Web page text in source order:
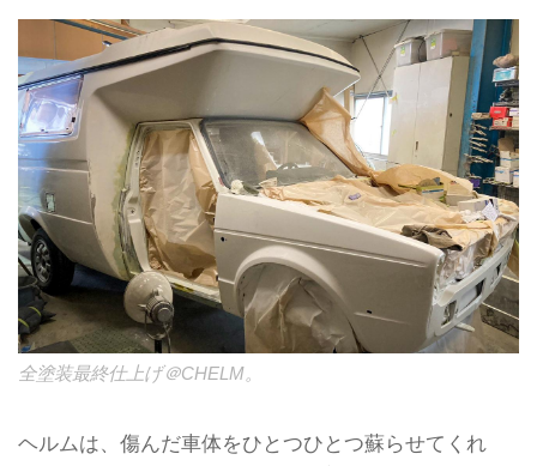
全塗装最終仕上げ＠CHELM。
ヘルムは、傷んだ車体をひとつひとつ蘇らせてくれ